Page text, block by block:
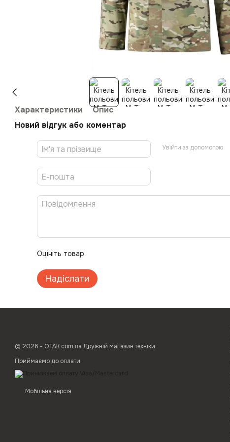
Характеристики
Опис
Новий відгук або коментар
Увійти за допомогою
Оцініть товар
Надіслати
© 2026 - ОТАК.com.ua Дружній магазин техніки
Приймаємо до оплати
Мобільна версія